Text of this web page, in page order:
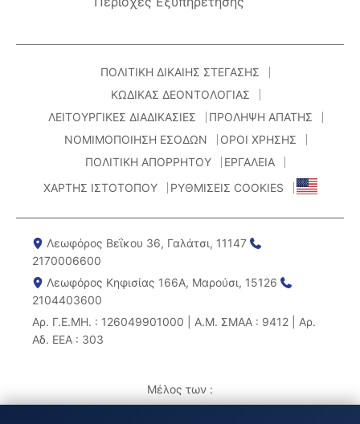
ΠΟΛΙΤΙΚΗ ΔΙΚΑΙΗΣ ΣΤΕΓΑΣΗΣ
ΚΩΔΙΚΑΣ ΔΕΟΝΤΟΛΟΓΙΑΣ
ΛΕΙΤΟΥΡΓΙΚΕΣ ΔΙΑΔΙΚΑΣΙΕΣ
ΠΡΟΛΗΨΗ ΑΠΑΤΗΣ
ΝΟΜΙΜΟΠΟΙΗΣΗ ΕΣΟΔΩΝ
ΟΡΟΙ ΧΡΗΣΗΣ
ΠΟΛΙΤΙΚΗ ΑΠΟΡΡΗΤΟΥ
ΕΡΓΑΛΕΙΑ
ΧΑΡΤΗΣ ΙΣΤΟΤΟΠΟΥ
ΡΥΘΜΙΣΕΙΣ COOKIES
Λεωφόρος Βεΐκου 36, Γαλάτσι, 11147
2170006600
Λεωφόρος Κηφισίας 166Α, Μαρούσι, 15126
2104403600
Αρ. Γ.Ε.ΜΗ. : 126049901000 | Α.Μ. ΣΜΑΑ : 9412 | Αρ.
Αδ. ΕΕΑ : 303
Μέλος των :